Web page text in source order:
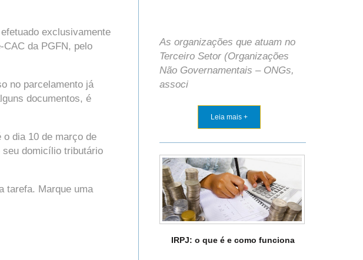
exclusivamente
da PGFN, pelo
no parcelamento já
documentos, é
dia 10 de março de
seu domicílio tributário
tarefa. Marque uma
As organizações que atuam no
Terceiro Setor (Organizações
Não Governamentais – ONGs,
associ
Leia mais +
IRPJ: o que é e como funciona